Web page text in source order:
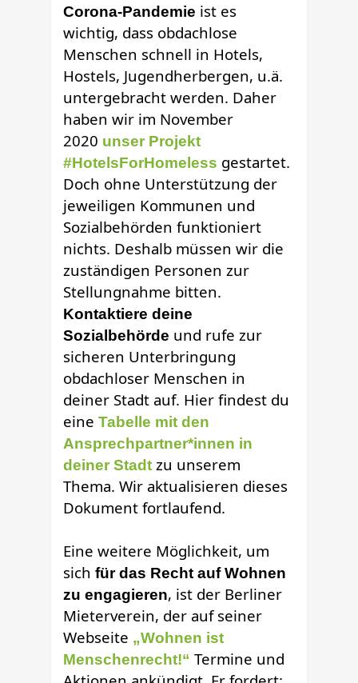
Corona-Pandemie ist es
wichtig, dass obdachlose
Menschen schnell in Hotels,
Hostels, Jugendherbergen, u.ä.
untergebracht werden. Daher
haben wir im November
2020 unser Projekt
#HotelsForHomeless gestartet.
Doch ohne Unterstützung der
jeweiligen Kommunen und
Sozialbehörden funktioniert
nichts. Deshalb müssen wir die
zuständigen Personen zur
Stellungnahme bitten.
Kontaktiere deine
Sozialbehörde und rufe zur
sicheren Unterbringung
obdachloser Menschen in
deiner Stadt auf. Hier findest du
eine Tabelle mit den
Ansprechpartner*innen in
deiner Stadt zu unserem
Thema. Wir aktualisieren dieses
Dokument fortlaufend.
Eine weitere Möglichkeit, um
sichfür das Recht auf Wohnen
zu engagieren, ist der Berliner
Mieterverein, der auf seiner
Webseite „Wohnen ist
Menschenrecht!“ Termine und